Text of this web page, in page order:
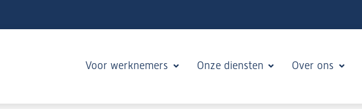
Voor werknemers Onze diensten Over ons